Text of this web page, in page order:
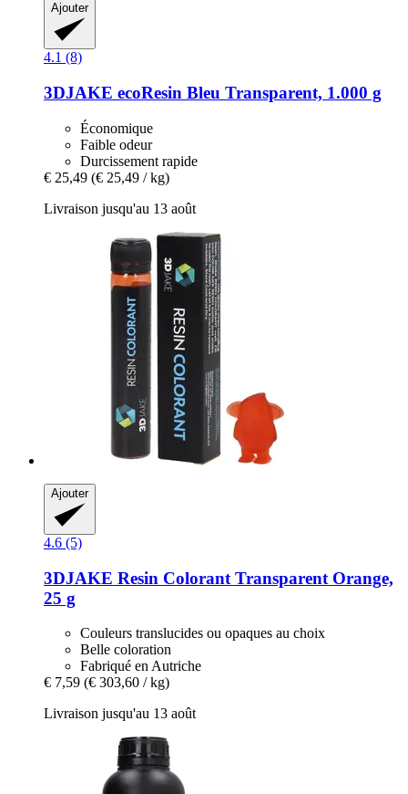
Ajouter
4.1 (8)
3DJAKE ecoResin Bleu Transparent, 1.000 g
Économique
Faible odeur
Durcissement rapide
€ 25,49 (€ 25,49 / kg)
Livraison jusqu'au 13 août
Ajouter
4.6 (5)
3DJAKE Resin Colorant Transparent Orange,
25 g
Couleurs translucides ou opaques au choix
Belle coloration
Fabriqué en Autriche
€ 7,59 (€ 303,60 / kg)
Livraison jusqu'au 13 août